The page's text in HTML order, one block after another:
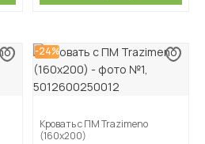
-24%
Кровать с ПМ Trazimeno
(160х200)